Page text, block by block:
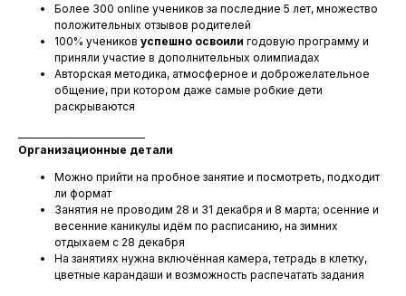
Более 300 online учеников за последние 5 лет, множество
положительных отзывов родителей
100% учеников успешно освоили годовую программу и
приняли участие в дополнительных олимпиадах
Авторская методика, атмосферное и доброжелательное
общение, при котором даже самые робкие дети
раскрываются
Организационные детали
Можно прийти на пробное занятие и посмотреть, подходит
ли формат
Занятия не проводим 28 и 31 декабря и 8 марта; осенние и
весенние каникулы идём по расписанию, на зимних
отдыхаем с 28 декабря
На занятиях нужна включённая камера, тетрадь в клетку,
цветные карандаши и возможность распечатать задания